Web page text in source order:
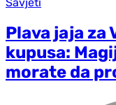
Plava jaja za
kupusa:
morate da